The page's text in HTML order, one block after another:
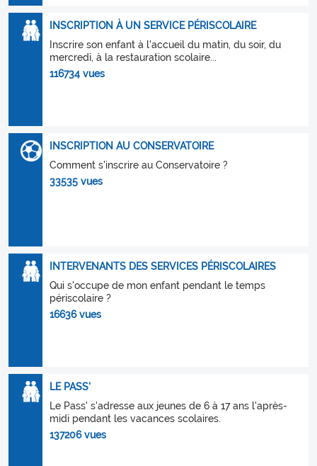
INSCRIPTION À UN SERVICE PÉRISCOLAIRE
Inscrire son enfant à l'accueil du matin, du soir, du
mercredi, à la restauration scolaire...
116734 vues
INSCRIPTION AU CONSERVATOIRE
Comment s'inscrire au Conservatoire ?
33535 vues
INTERVENANTS DES SERVICES PÉRISCOLAIRES
Qui s'occupe de mon enfant pendant le temps
périscolaire ?
16636 vues
LE PASS'
Le Pass' s'adresse aux jeunes de 6 à 17 ans l'après-
midi pendant les vacances scolaires.
137206 vues